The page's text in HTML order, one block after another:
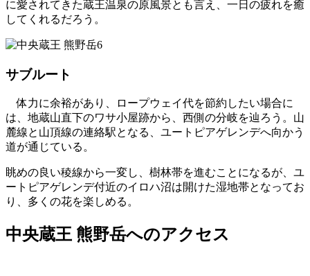
に愛されてきた蔵王温泉の原風景とも言え、一日の疲れを癒
してくれるだろう。
サブルート
体力に余裕があり、ロープウェイ代を節約したい場合に
は、地蔵山直下のワサ小屋跡から、西側の分岐を辿ろう。山
麓線と山頂線の連絡駅となる、ユートピアゲレンデへ向かう
道が通じている。
眺めの良い稜線から一変し、樹林帯を進むことになるが、ユ
ートピアゲレンデ付近のイロハ沼は開けた湿地帯となってお
り、多くの花を楽しめる。
中央蔵王 熊野岳へのアクセス